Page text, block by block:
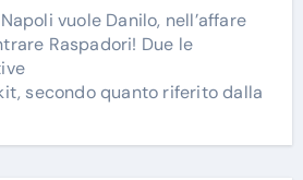
vuole Danilo, nell’affare
Raspadori! Due le
secondo quanto riferito dalla